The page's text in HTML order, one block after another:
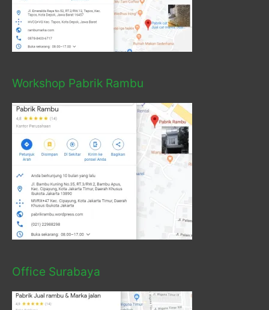
Workshop Pabrik Rambu
Office Surabaya